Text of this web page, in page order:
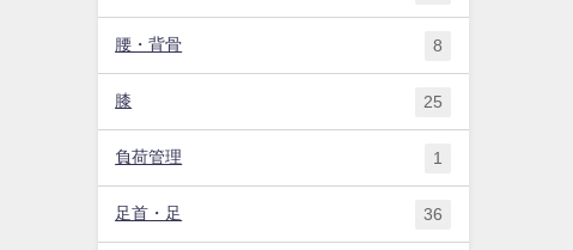
腰・背骨 8
膝 25
負荷管理 1
足首・足 36